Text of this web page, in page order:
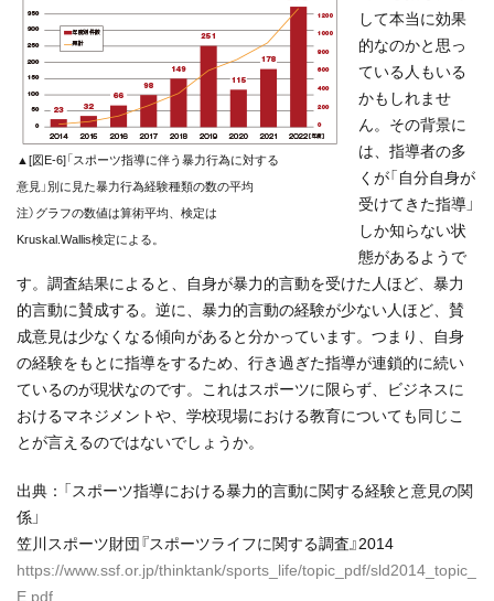
▲[図E-6]「スポーツ指導に伴う暴力行為に対する
意見」別に見た暴力行為経験種類の数の平均
注）グラフの数値は算術平均、検定は
Kruskal.Wallis検定による。
して本当に効果
的なのかと思っ
ている人もいる
かもしれませ
ん。その背景に
は、指導者の多
くが「自分自身が
受けてきた指導」
しか知らない状
態があるようで
す。調査結果によると、自身が暴力的言動を受けた人ほど、暴力
的言動に賛成する。逆に、暴力的言動の経験が少ない人ほど、賛
成意見は少なくなる傾向があると分かっています。つまり、自身
の経験をもとに指導をするため、行き過ぎた指導が連鎖的に続い
ているのが現状なのです。これはスポーツに限らず、ビジネスに
おけるマネジメントや、学校現場における教育についても同じこ
とが言えるのではないでしょうか。
出典：「スポーツ指導における暴力的言動に関する経験と意見の関
係」
笠川スポーツ財団『スポーツライフに関する調査』2014
https://www.ssf.or.jp/thinktank/sports_life/topic_pdf/sld2014_topic_
E.pdf